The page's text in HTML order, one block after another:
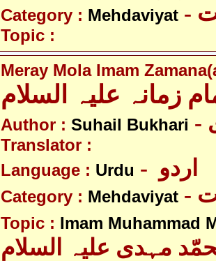
Category : Mehdaviyat
Topic :
Meray Mola Imam
زمانہ علیہ السلام
Author : Suhail Bukhari
Translator :
Language : Urdu
Category : Mehdaviyat
Topic : Imam Muhammad
مہدی علیہ السلام